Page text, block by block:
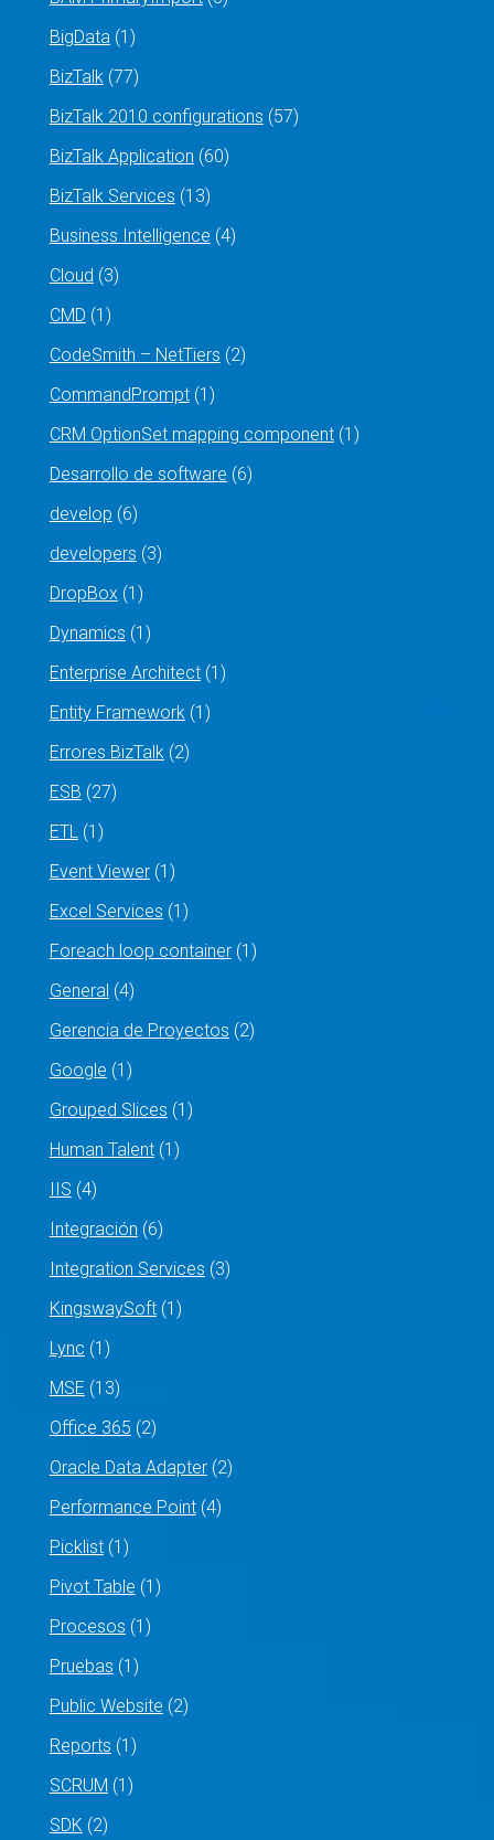
BigData (1)
BizTalk (77)
BizTalk 2010 configurations (57)
BizTalk Application (60)
BizTalk Services (13)
Business Intelligence (4)
Cloud (3)
CMD (1)
CodeSmith – NetTiers (2)
CommandPrompt(1)
CRM OptionSet mapping component(1)
Desarrollo de software (6)
develop (6)
developers (3)
DropBox (1)
Dynamics (1)
Enterprise Architect(1)
Entity Framework (1)
Errores BizTalk (2)
ESB (27)
ETL (1)
Event Viewer(1)
Excel Services (1)
Foreach loop container(1)
General (4)
Gerencia de Proyectos (2)
Google (1)
Grouped Slices (1)
Human Talent(1)
IIS (4)
Integración (6)
Integration Services (3)
KingswaySoft(1)
Lync (1)
MSE (13)
Office 365 (2)
Oracle Data Adapter(2)
Performance Point(4)
Picklist(1)
Pivot Table (1)
Procesos (1)
Pruebas (1)
Public Website (2)
Reports (1)
SCRUM (1)
SDK (2)